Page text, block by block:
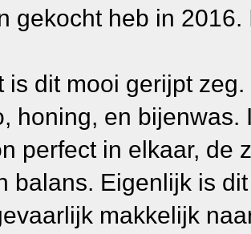
gekocht heb in
is dit mooi gerijpt
honing, en
perfect in elkaar, de
balans. Eigenlijk is
makkelijk